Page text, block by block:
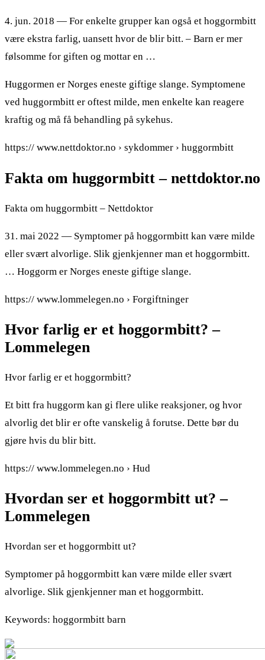
4. jun. 2018 — For enkelte grupper kan også et hoggormbitt
være ekstra farlig, uansett hvor de blir bitt. – Barn er mer
følsomme for giften og mottar en …
Huggormen er Norges eneste giftige slange. Symptomene
ved huggormbitt er oftest milde, men enkelte kan reagere
kraftig og må få behandling på sykehus.
https:// www.nettdoktor.no › sykdommer › huggormbitt
Fakta om huggormbitt – nettdoktor.no
Fakta om huggormbitt – Nettdoktor
31. mai 2022 — Symptomer på hoggormbitt kan være milde
eller svært alvorlige. Slik gjenkjenner man et hoggormbitt.
… Hoggorm er Norges eneste giftige slange.
https:// www.lommelegen.no › Forgiftninger
Hvor farlig er et hoggormbitt? –
Lommelegen
Hvor farlig er et hoggormbitt?
Et bitt fra huggorm kan gi flere ulike reaksjoner, og hvor
alvorlig det blir er ofte vanskelig å forutse. Dette bør du
gjøre hvis du blir bitt.
https:// www.lommelegen.no › Hud
Hvordan ser et hoggormbitt ut? –
Lommelegen
Hvordan ser et hoggormbitt ut?
Symptomer på hoggormbitt kan være milde eller svært
alvorlige. Slik gjenkjenner man et hoggormbitt.
Keywords: hoggormbitt barn